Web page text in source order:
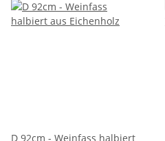
D 92cm - Weinfass halbiert